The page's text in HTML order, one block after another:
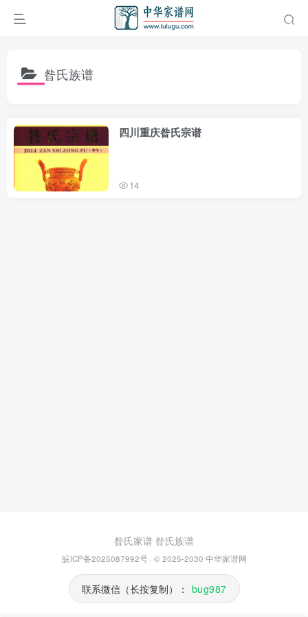
昝氏族谱
四川重庆昝氏宗谱
14
昝氏家谱 昝氏族谱
皖ICP备2025087992号· © 2025-2030 中华家谱网
联系微信（长按复制）： bug987